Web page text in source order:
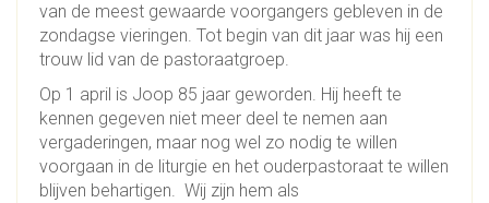
van de meest gewaarde voorgangers gebleven in de
zondagse vieringen. Tot begin van dit jaar was hij een
trouw lid van de pastoraatgroep.
Op 1 april is Joop 85 jaar geworden. Hij heeft te
kennen gegeven niet meer deel te nemen aan
vergaderingen, maar nog wel zo nodig te willen
voorgaan in de liturgie en het ouderpastoraat te willen
blijven behartigen. Wij zijn hem als